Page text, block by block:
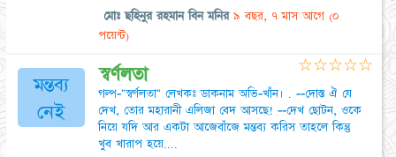
মোঃ ছহিনুর রহমান বিন মনির ৯ বছর, ৭ মাস আগে (০
পয়েন্ট)
মন্তব্য
নেই
স্বর্ণলতা
গল্প-"স্বর্ণলতা" লেখকঃ ডাকনাম অভি-খাঁন। . --দোস্ত ঐ যে
দেখ, তোর মহারানী এলিজা বেদ আসছে! --দেখ ছোটন, ওকে
নিয়ে যদি আর একটা আজেবাঁজে মন্তব্য করিস তাহলে কিন্তু
খুব খারাপ হয়ে....
☆☆☆☆☆